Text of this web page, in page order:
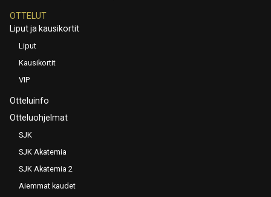
OTTELUT
Liput ja kausikortit
Liput
Kausikortit
VIP
Otteluinfo
Otteluohjelmat
SJK
SJK Akatemia
SJK Akatemia 2
Aiemmat kaudet